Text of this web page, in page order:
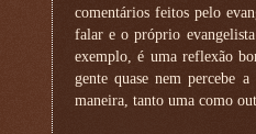
comentários feitos pelo
falar e o próprio
exemplo, é uma reflexão
gente quase nem percebe
maneira, tanto uma como